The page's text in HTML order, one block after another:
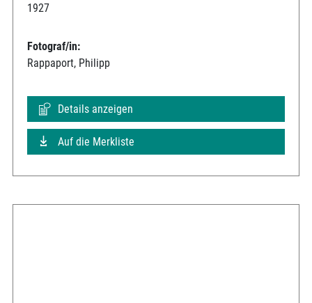
1927
Fotograf/in:
Rappaport, Philipp
Details anzeigen
Auf die Merkliste